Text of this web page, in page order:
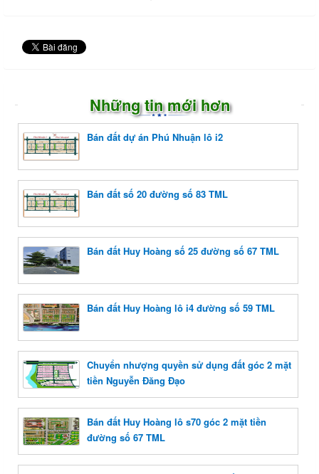
Những tin mới hơn
Bán đất dự án Phú Nhuận lô i2
Bán đất số 20 đường số 83 TML
Bán đất Huy Hoàng số 25 đường số 67 TML
Bán đất Huy Hoàng lô i4 đường số 59 TML
Chuyển nhượng quyền sử dụng đất góc 2 mặt
tiền Nguyễn Đăng Đạo
Bán đất Huy Hoàng lô s70 góc 2 mặt tiền
đường số 67 TML